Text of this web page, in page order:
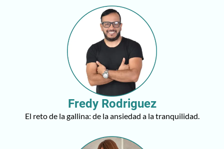
Fredy Rodriguez
El reto de la gallina: de la ansiedad a la tranquilidad.